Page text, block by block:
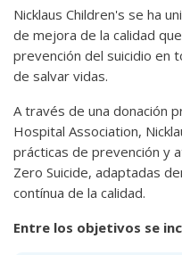
Nicklaus Children's se ha
de mejora de la calidad
prevención del suicidio en
de salvar vidas.
A través de una donación
Hospital Association,
prácticas de prevención y
Zero Suicide, adaptadas
contínua de la calidad.
Entre los objetivos se